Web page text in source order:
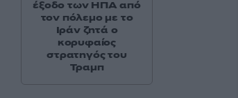
έξοδο των ΗΠΑ από
τον πόλεμο με το
Ιράν ζητά ο
κορυφαίος
στρατηγός του
Τραμπ